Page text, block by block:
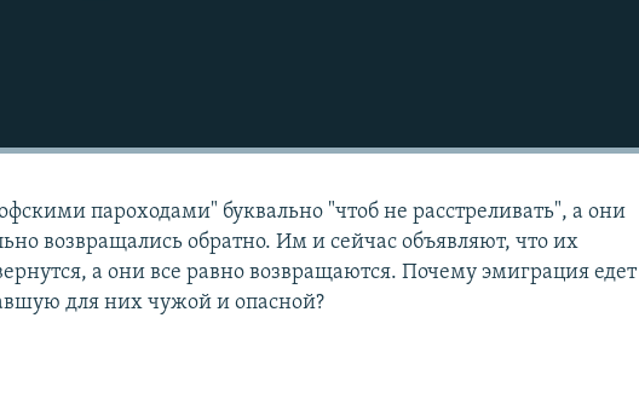
пароходами" буквально "чтоб не расстреливать", а они
возвращались обратно. Им и сейчас объявляют, что их
а они все равно возвращаются. Почему эмиграция едет
для них чужой и опасной?